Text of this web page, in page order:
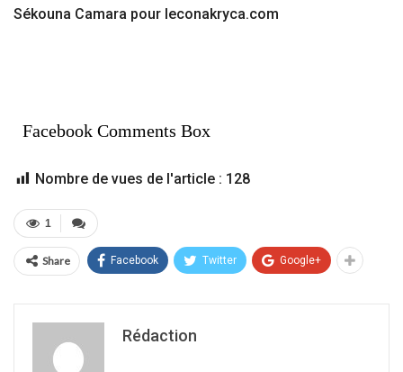
Sékouna Camara pour leconakryca.com
Facebook Comments Box
Nombre de vues de l'article : 128
1
Share Facebook Twitter Google+
Rédaction